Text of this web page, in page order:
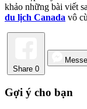
khảo những bài viết
du lịch Canada vô
Share 0
Gợi ý cho bạn